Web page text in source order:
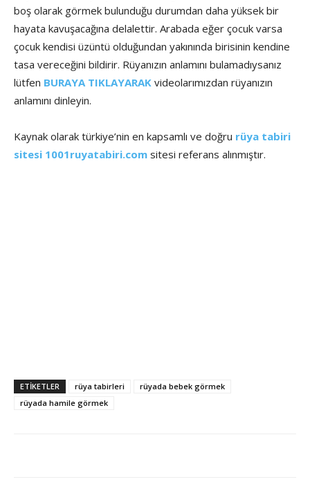
boş olarak görmek bulunduğu durumdan daha yüksek bir
hayata kavuşacağına delalettir. Arabada eğer çocuk varsa
çocuk kendisi üzüntü olduğundan yakınında birisinin kendine
tasa vereceğini bildirir. Rüyanızın anlamını bulamadıysanız
lütfen BURAYA TIKLAYARAK videolarımızdan rüyanızın
anlamını dinleyin.
Kaynak olarak türkiye’nin en kapsamlı ve doğru rüya tabiri
sitesi 1001ruyatabiri.com sitesi referans alınmıştır.
ETİKETLER rüya tabirleri
rüyada bebek görmek
rüyada hamile görmek